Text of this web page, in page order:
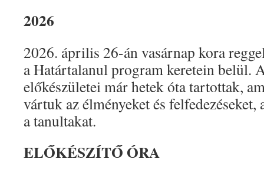
2026
2026. április 26-án vasárnap kora
a Határtalanul program keretein belül.
előkészületei már hetek óta tartottak,
vártuk az élményeket és
a tanultakat.
ELŐKÉSZÍTŐ ÓRA